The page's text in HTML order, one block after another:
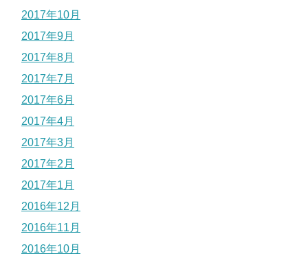
2017年10月
2017年9月
2017年8月
2017年7月
2017年6月
2017年4月
2017年3月
2017年2月
2017年1月
2016年12月
2016年11月
2016年10月